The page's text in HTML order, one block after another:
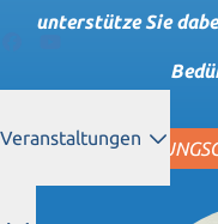
Veranstaltungen
unterstütze Sie